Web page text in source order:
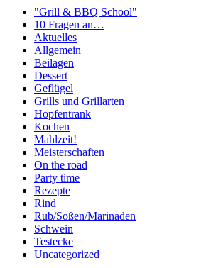
"Grill & BBQ School"
10 Fragen an…
Aktuelles
Allgemein
Beilagen
Dessert
Geflügel
Grills und Grillarten
Hopfentrank
Kochen
Mahlzeit!
Meisterschaften
On the road
Party time
Rezepte
Rind
Rub/Soßen/Marinaden
Schwein
Testecke
Uncategorized